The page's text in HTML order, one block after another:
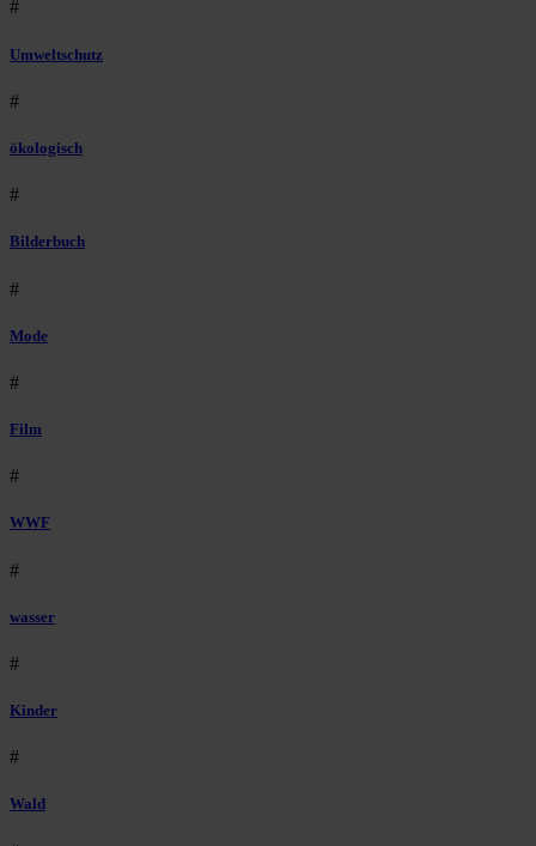
#
Umweltschutz
#
ökologisch
#
Bilderbuch
#
Mode
#
Film
#
WWF
#
wasser
#
Kinder
#
Wald